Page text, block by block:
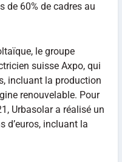
de 60% de cadres au
le groupe
suisse Axpo, qui
incluant la production
renouvelable. Pour
Urbasolar a réalisé un
d’euros, incluant la